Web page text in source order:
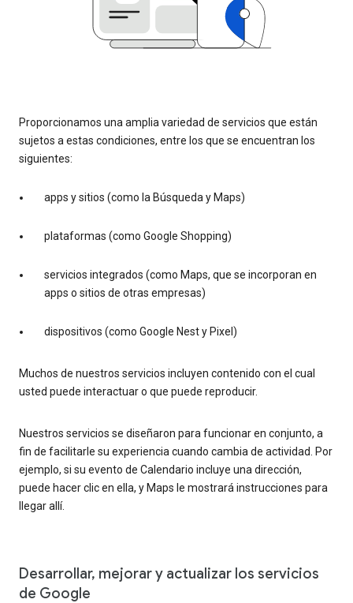
Proporcionamos una amplia variedad de servicios que están
sujetos a estas condiciones, entre los que se encuentran los
siguientes:
apps y sitios (como la Búsqueda y Maps)
plataformas (como Google Shopping)
servicios integrados (como Maps, que se incorporan en
apps o sitios de otras empresas)
dispositivos (como Google Nest y Pixel)
Muchos de nuestros servicios incluyen contenido con el cual
usted puede interactuar o que puede reproducir.
Nuestros servicios se diseñaron para funcionar en conjunto, a
fin de facilitarle su experiencia cuando cambia de actividad. Por
ejemplo, si su evento de Calendario incluye una dirección,
puede hacer clic en ella, y Maps le mostrará instrucciones para
llegar allí.
Desarrollar, mejorar y actualizar los servicios
de Google